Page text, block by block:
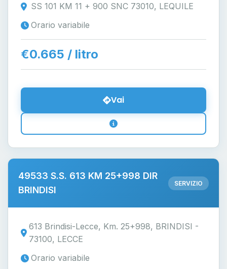
SS 101 KM 11 + 900 SNC 73010, LEQUILE
Orario variabile
€0.665 / litro
Vai
49533 S.S. 613 KM 25+998 DIR
BRINDISI
SERVIZIO
613 Brindisi-Lecce, Km. 25+998, BRINDISI -
73100, LECCE
Orario variabile